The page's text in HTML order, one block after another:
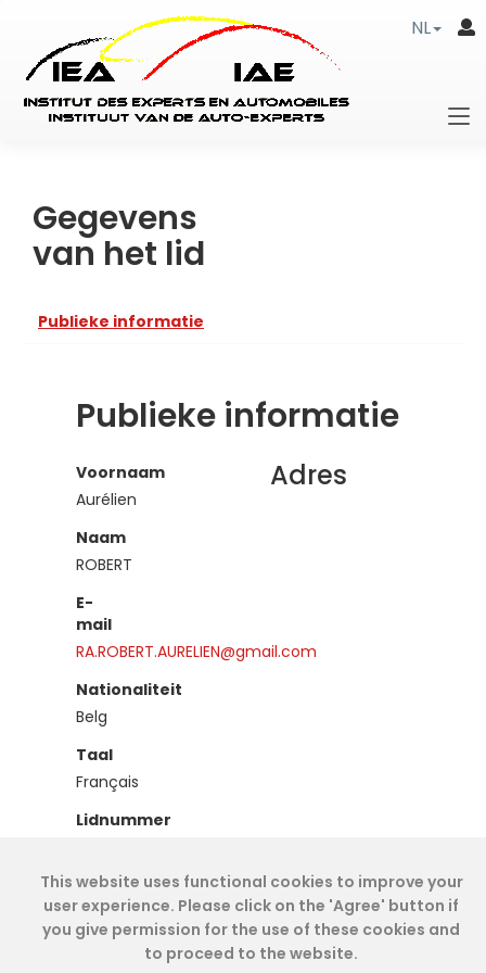
NL
Gegevens
van het lid
Publieke informatie
Publieke informatie
Voornaam
Aurélien
Naam
ROBERT
E-
mail
RA.ROBERT.AURELIEN@gmail.com
Nationaliteit
Belg
Taal
Français
Lidnummer
Type
Stagiair
Adres
This website uses functional cookies to improve your
user experience. Please click on the 'Agree' button if
you give permission for the use of these cookies and
to proceed to the website.